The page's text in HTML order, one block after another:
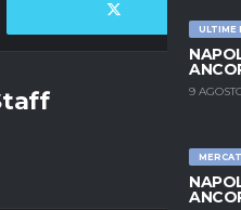
ULTIME
9